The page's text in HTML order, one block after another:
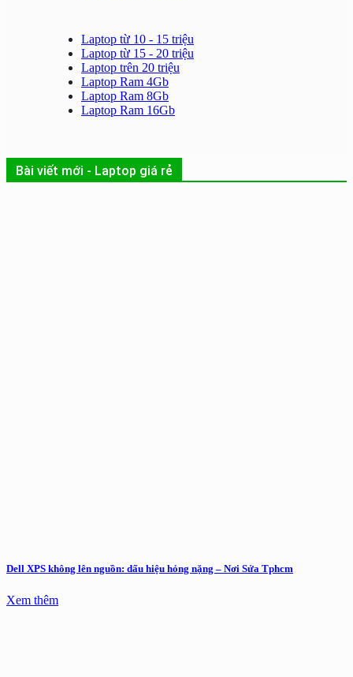
Laptop từ 10 - 15 triệu
Laptop từ 15 - 20 triệu
Laptop trên 20 triệu
Laptop Ram 4Gb
Laptop Ram 8Gb
Laptop Ram 16Gb
Bài viết mới - Laptop giá rẻ
Dell XPS không lên nguồn: dấu hiệu hỏng nặng – Nơi Sửa Tphcm
Xem thêm